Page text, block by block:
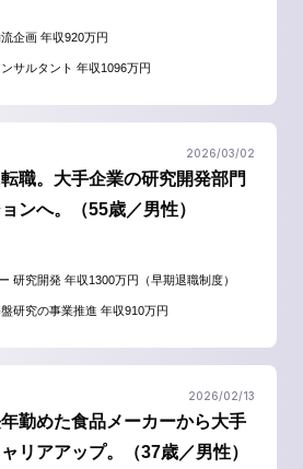
企画 年収920万円
サルタント 年収1096万円
2026/03/02
職。大手企業の研究開発部門
ンへ。（55歳／男性）
研究開発 年収1300万円（早期退職制度）
研究の事業推進 年収910万円
2026/02/13
勤めた食品メーカーから大手
リアアップ。（37歳／男性）